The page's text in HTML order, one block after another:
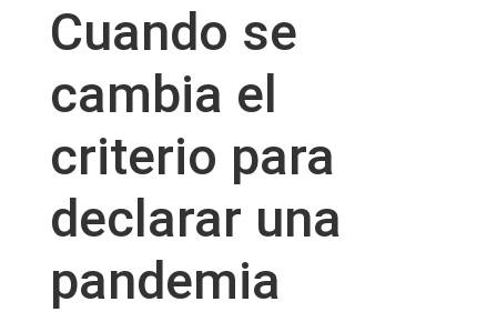
Cuando se
cambia el
criterio para
declarar una
pandemia